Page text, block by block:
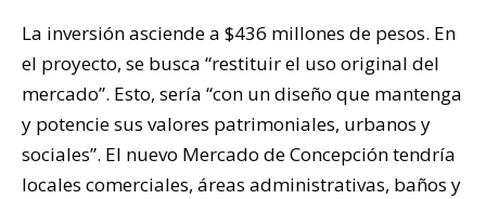
La inversión asciende a $436 millones de pesos. En
el proyecto, se busca “restituir el uso original del
mercado”. Esto, sería “con un diseño que mantenga
y potencie sus valores patrimoniales, urbanos y
sociales”. El nuevo Mercado de Concepción tendría
locales comerciales, áreas administrativas, baños y